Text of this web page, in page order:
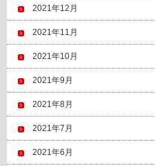
2021年12月
2021年11月
2021年10月
2021年9月
2021年8月
2021年7月
2021年6月